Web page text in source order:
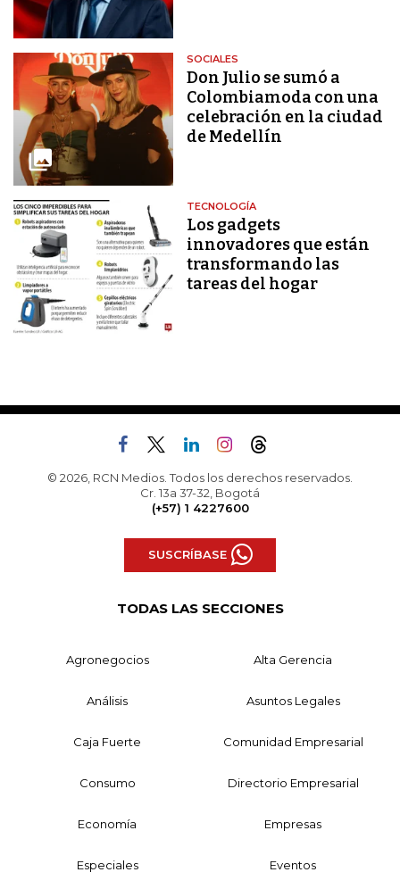
SOCIALES
Don Julio se sumó a
Colombiamoda con una
celebración en la ciudad
de Medellín
TECNOLOGÍA
Los gadgets
innovadores que están
transformando las
tareas del hogar
© 2026, RCN Medios. Todos los derechos reservados.
Cr. 13a 37-32, Bogotá
(+57) 1 4227600
SUSCRÍBASE
TODAS LAS SECCIONES
Agronegocios Alta Gerencia
Análisis Asuntos Legales
Caja Fuerte Comunidad Empresarial
Consumo Directorio Empresarial
Economía Empresas
Especiales Eventos